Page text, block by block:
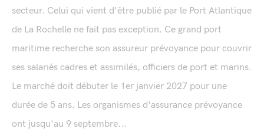
secteur. Celui qui vient d'être publié par le Port Atlantique
de La Rochelle ne fait pas exception. Ce grand port
maritime recherche son assureur prévoyance pour couvrir
ses salariés cadres et assimilés, officiers de port et marins.
Le marché doit débuter le 1er janvier 2027 pour une
durée de 5 ans. Les organismes d'assurance prévoyance
ont jusqu'au 9 septembre...